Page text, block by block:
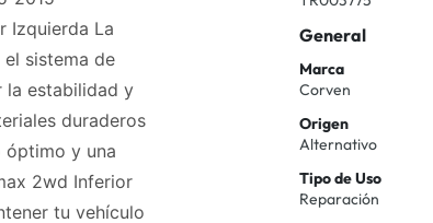
Izquierda La
el sistema de
la estabilidad y
duraderos
óptimo y una
2wd Inferior
tu vehículo
General
Marca
Corven
Origen
Alternativo
Tipo de Uso
Reparación